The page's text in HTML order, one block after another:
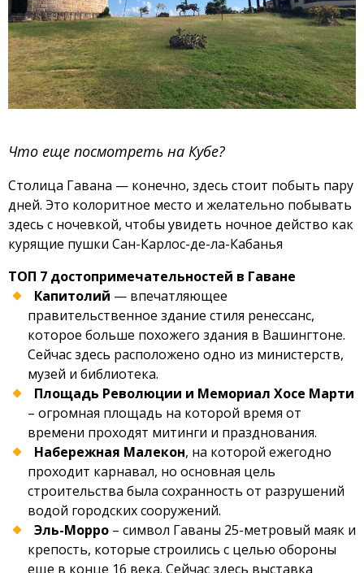
Что еще посмотреть на Кубе?
Столица Гавана — конечно, здесь стоит побыть пару
дней. Это колоритное место и желательно побывать
здесь с ночевкой, чтобы увидеть ночное действо как
курящие пушки Сан-Карлос-де-ла-Кабанья
ТОП 7 достопримечательностей в Гаване
Капитолий — впечатляющее
правительственное здание стиля ренессанс,
которое больше похожего здания в Вашингтоне.
Сейчас здесь расположено одно из министерств,
музей и библиотека.
Площадь Революции и Мемориал Хосе Марти
– огромная площадь на которой время от
времени проходят митинги и празднования.
Набережная Малекон, на которой ежегодно
проходит карнавал, но основная цель
строительства была сохранность от разрушений
водой городских сооружений.
Эль-Морро – символ Гаваны 25-метровый маяк и
крепость, которые строились с целью обороны
еще в конце 16 века. Сейчас здесь выставка